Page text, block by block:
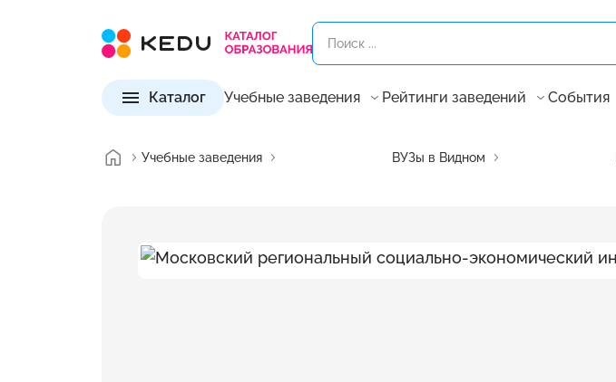
Каталог Учебные заведения Рейтинги заведений События
Учебные заведения ВУЗы в Видном